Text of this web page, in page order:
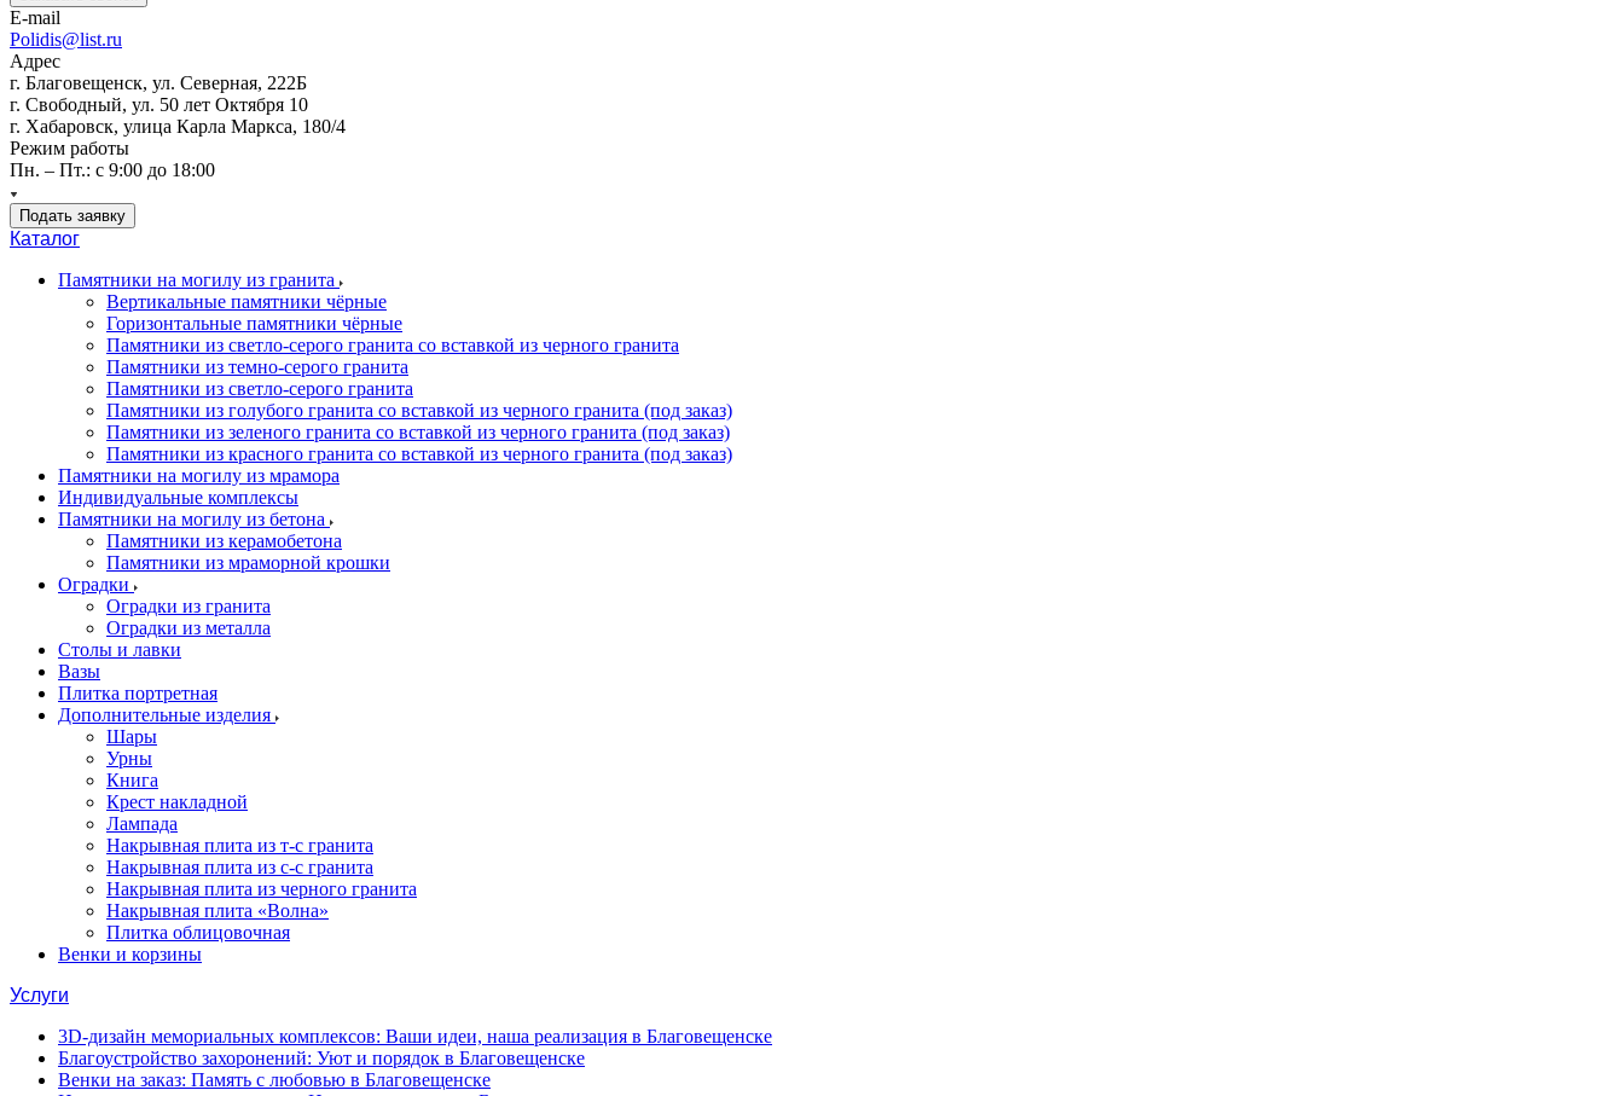
E-mail
Polidis@list.ru
Адрес
г. Благовещенск, ул. Северная, 222Б
г. Свободный, ул. 50 лет Октября 10
г. Хабаровск, улица Карла Маркса, 180/4
Режим работы
Пн. – Пт.: с 9:00 до 18:00
Подать заявку
Каталог
Памятники на могилу из гранита
Вертикальные памятники чёрные
Горизонтальные памятники чёрные
Памятники из светло-серого гранита со вставкой из черного гранита
Памятники из темно-серого гранита
Памятники из светло-серого гранита
Памятники из голубого гранита со вставкой из черного гранита (под заказ)
Памятники из зеленого гранита со вставкой из черного гранита (под заказ)
Памятники из красного гранита со вставкой из черного гранита (под заказ)
Памятники на могилу из мрамора
Индивидуальные комплексы
Памятники на могилу из бетона
Памятники из керамобетона
Памятники из мраморной крошки
Оградки
Оградки из гранита
Оградки из металла
Столы и лавки
Вазы
Плитка портретная
Дополнительные изделия
Шары
Урны
Книга
Крест накладной
Лампада
Накрывная плита из т-с гранита
Накрывная плита из с-с гранита
Накрывная плита из черного гранита
Накрывная плита «Волна»
Плитка облицовочная
Венки и корзины
Услуги
3D-дизайн мемориальных комплексов: Ваши идеи, наша реализация в Благовещенске
Благоустройство захоронений: Уют и порядок в Благовещенске
Венки на заказ: Память с любовью в Благовещенске